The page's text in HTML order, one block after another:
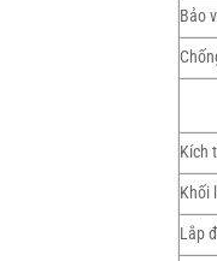
Bảo
Kích
Khối
Lắp